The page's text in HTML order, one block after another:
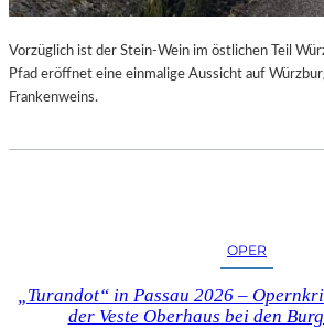
U
R
-
Vorzüglich ist der Stein-Wein im östlichen Teil
Pfad eröffnet eine einmalige Aussicht auf
Frankenweins.
OPER
„Turandot“ in Passau 2026 –
der Veste Oberhaus bei den